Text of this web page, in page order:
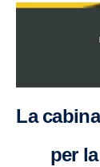
La cabina Scania L ottiene il massimo
per